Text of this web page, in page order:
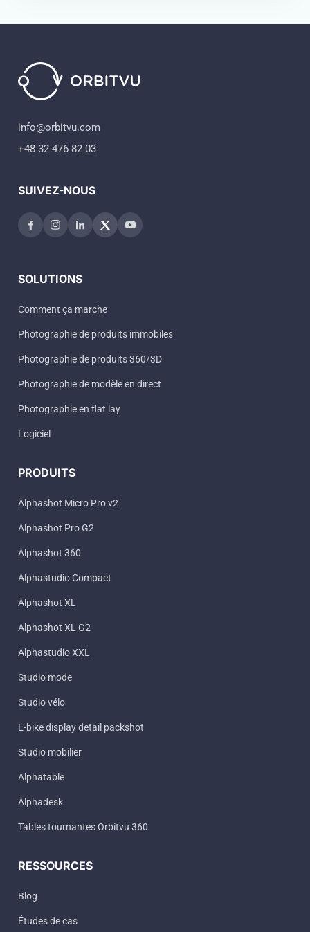
info@orbitvu.com
+48 32 476 82 03
SUIVEZ-NOUS
SOLUTIONS
Comment ça marche
Photographie de produits immobiles
Photographie de produits 360/3D
Photographie de modèle en direct
Photographie en flat lay
Logiciel
PRODUITS
Alphashot Micro Pro v2
Alphashot Pro G2
Alphashot 360
Alphastudio Compact
Alphashot XL
Alphashot XL G2
Alphastudio XXL
Studio mode
Studio vélo
E-bike display detail packshot
Studio mobilier
Alphatable
Alphadesk
Tables tournantes Orbitvu 360
RESSOURCES
Blog
Études de cas